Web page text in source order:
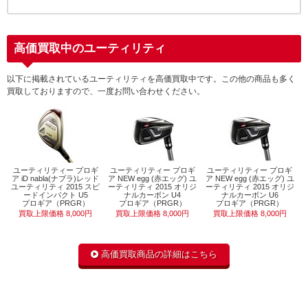
高価買取中のユーティリティ
以下に掲載されているユーティリティを高価買取中です。この他の商品も多く
買取しておりますので、一度お問い合わせください。
ユーティリティー プロギ
ア iD nabla(ナブラ)レッド
ユーティリティ 2015 スピ
ードインパクト U5
プロギア（PRGR）
買取上限価格 8,000円
ユーティリティー プロギ
ア NEW egg (赤エッグ) ユ
ーティリティ 2015 オリジ
ナルカーボン U4
プロギア（PRGR）
買取上限価格 8,000円
ユーティリティー プロギ
ア NEW egg (赤エッグ) ユ
ーティリティ 2015 オリジ
ナルカーボン U6
プロギア（PRGR）
買取上限価格 8,000円
高価買取商品の詳細はこちら